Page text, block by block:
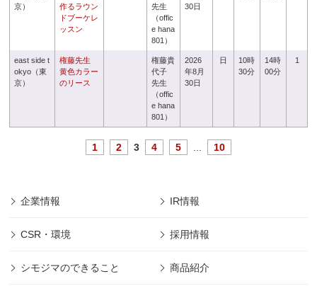
京）
作るラウン
ドブーケレ
ッスン
先生
（offic
e hana
801）
30日
east side t
okyo（東
京）
権藤先生
黄色カラー
のリース
権藤貴
代子
先生
（offic
e hana
801）
2026
年8月
30日
日
10時
30分
14時
00分
1
1 2 3 4 5 10
企業情報 IR情報
CSR・環境 採用情報
シモジマのできること 商品紹介